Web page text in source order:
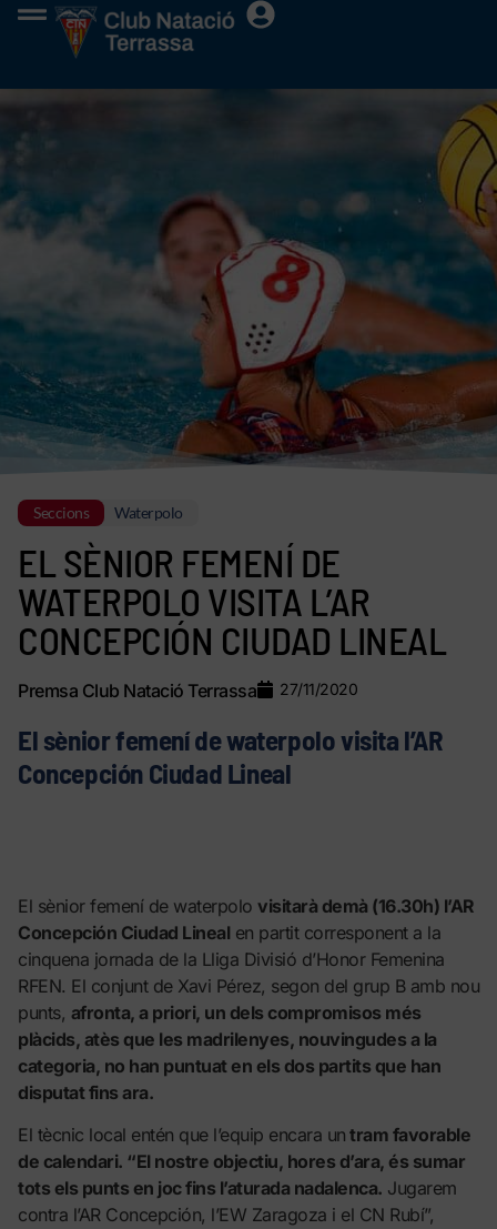
Seccions Waterpolo
EL SÈNIOR FEMENÍ DE
WATERPOLO VISITA L’AR
CONCEPCIÓN CIUDAD LINEAL
Premsa Club Natació Terrassa 27/11/2020
El sènior femení de waterpolo visita l’AR
Concepción Ciudad Lineal
El sènior femení de waterpolo visitarà demà (16.30h) l’AR
Concepción Ciudad Lineal en partit corresponent a la
cinquena jornada de la Lliga Divisió d’Honor Femenina
RFEN. El conjunt de Xavi Pérez, segon del grup B amb nou
punts, afronta, a priori, un dels compromisos més
plàcids, atès que les madrilenyes, nouvingudes a la
categoria, no han puntuat en els dos partits que han
disputat fins ara.
El tècnic local entén que l’equip encara un tram favorable
de calendari. “El nostre objectiu, hores d’ara, és sumar
tots els punts en joc fins l’aturada nadalenca. Jugarem
contra l’AR Concepción, l’EW Zaragoza i el CN Rubí”,